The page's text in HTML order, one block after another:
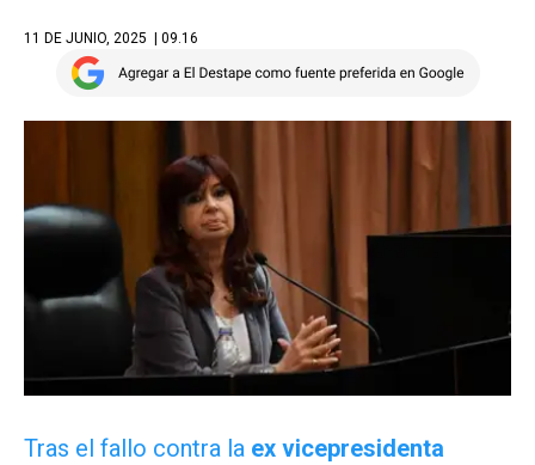
11 DE JUNIO, 2025 | 09.16
Tras el fallo contra la ex vicepresidenta